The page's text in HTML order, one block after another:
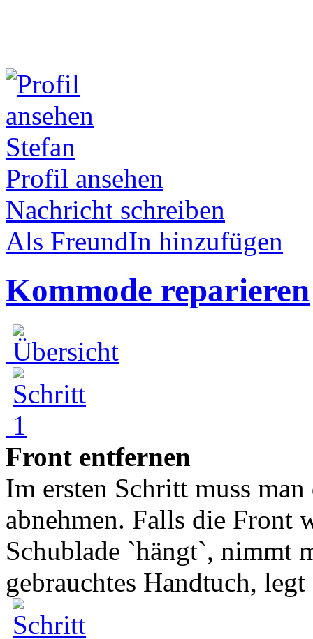
Stefan
Profil ansehen
Nachricht schreiben
Als FreundIn hinzufügen
Kommode reparieren
Front entfernen
Im ersten Schritt muss
abnehmen. Falls die Front
Schublade `hängt`, nimmt
gebrauchtes Handtuch,